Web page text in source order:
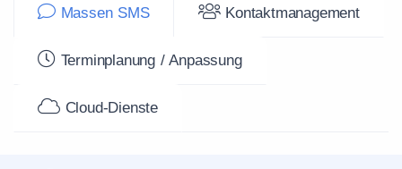
Massen SMS Kontaktmanagement
Terminplanung / Anpassung
Cloud-Dienste